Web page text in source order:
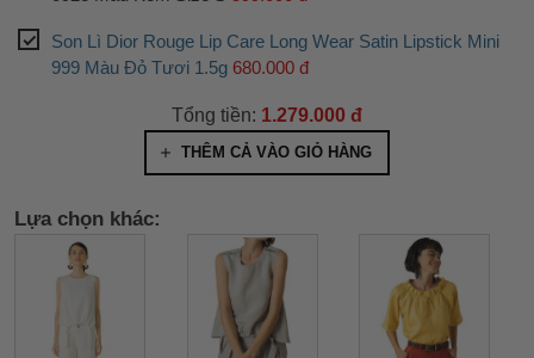
Son Lì Dior Rouge Lip Care Long Wear Satin Lipstick Mini
999 Màu Đỏ Tươi 1.5g 680.000 đ
Tổng tiền: 1.279.000 đ
THÊM CẢ VÀO GIỎ HÀNG
Lựa chọn khác: